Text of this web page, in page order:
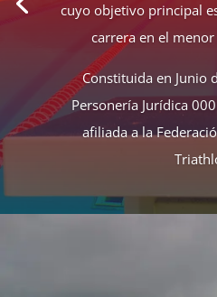
cuyo objetivo principal
carrera en el
Constituida en Junio
Personería Jurídica
afiliada a la